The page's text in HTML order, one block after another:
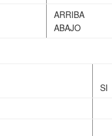
ARRIBA
ABAJO
SI